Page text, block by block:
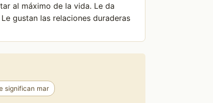
al máximo de la vida. Le da
gustan las relaciones duraderas
significan mar